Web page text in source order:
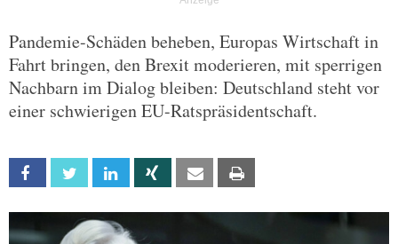
Pandemie-Schäden beheben, Europas Wirtschaft in
Fahrt bringen, den Brexit moderieren, mit sperrigen
Nachbarn im Dialog bleiben: Deutschland steht vor
einer schwierigen EU-Ratspräsidentschaft.
Facebook Twitter Linkedin Xing Email